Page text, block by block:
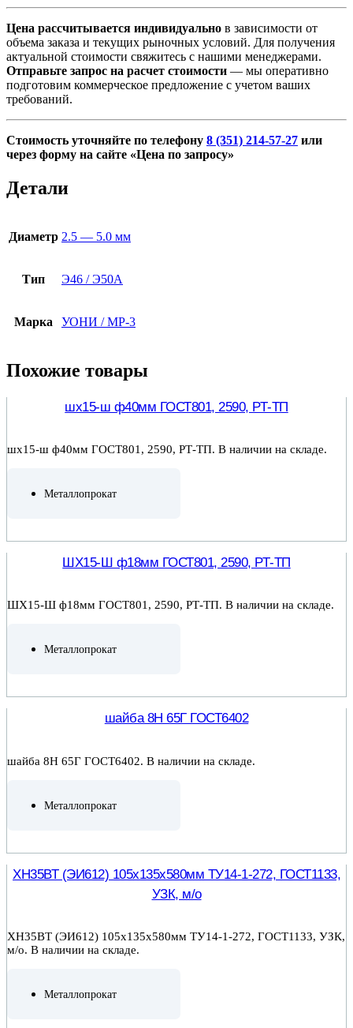
Цена рассчитывается индивидуально в зависимости от
объема заказа и текущих рыночных условий. Для получения
актуальной стоимости свяжитесь с нашими менеджерами.
Отправьте запрос на расчет стоимости — мы оперативно
подготовим коммерческое предложение с учетом ваших
требований.
Стоимость уточняйте по телефону 8 (351) 214-57-27 или
через форму на сайте «Цена по запросу»
Детали
Диаметр 2.5 — 5.0 мм
Тип Э46 / Э50А
Марка УОНИ / МР-3
Похожие товары
шх15-ш ф40мм ГОСТ801, 2590, РТ-ТП
шх15-ш ф40мм ГОСТ801, 2590, РТ-ТП. В наличии на складе.
Металлопрокат
ШХ15-Ш ф18мм ГОСТ801, 2590, РТ-ТП
ШХ15-Ш ф18мм ГОСТ801, 2590, РТ-ТП. В наличии на складе.
Металлопрокат
шайба 8Н 65Г ГОСТ6402
шайба 8Н 65Г ГОСТ6402. В наличии на складе.
Металлопрокат
ХН35ВТ (ЭИ612) 105х135х580мм ТУ14-1-272, ГОСТ1133,
УЗК, м/о
ХН35ВТ (ЭИ612) 105х135х580мм ТУ14-1-272, ГОСТ1133, УЗК,
м/о. В наличии на складе.
Металлопрокат